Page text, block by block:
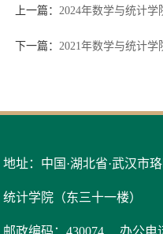
上一篇：2024年数学与统计
下一篇：2021年数学与统计
地址：中国·湖北省·武汉市
统计学院（东三十一楼）